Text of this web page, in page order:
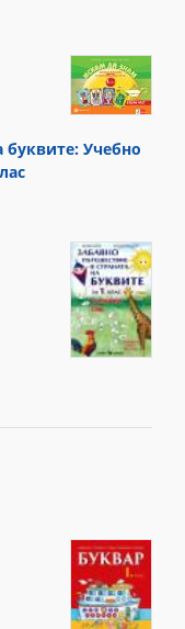
буквите: Учебно